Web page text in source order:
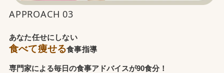
APPROACH 03
あなた任せにしない
食べて痩せる食事指導
専門家による毎日の食事アドバイスが90食分！